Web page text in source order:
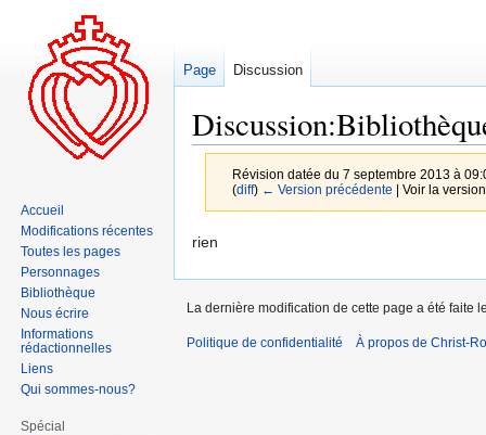
Révision datée du 7 septembre 2013 à
(diff) ← Version précédente | Voir la
Aller
navigation
Aller
recherche
rien
Page Discussion
Accueil
Modifications récentes
Toutes les pages
Personnages
Bibliothèque
Nous écrire
Informations
rédactionnelles
Liens
Qui sommes-nous?
Spécial
La dernière modification de cette page a été faite
Politique de confidentialité À propos de Christ-